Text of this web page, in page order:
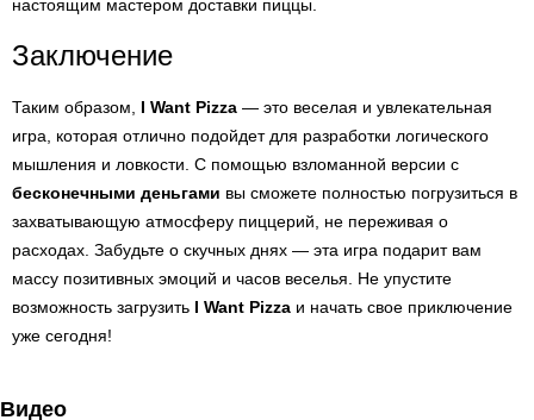
настоящим мастером доставки пиццы.
Заключение
Таким образом, I Want Pizza — это веселая и увлекательная
игра, которая отлично подойдет для разработки логического
мышления и ловкости. С помощью взломанной версии с
бесконечными деньгами вы сможете полностью погрузиться в
захватывающую атмосферу пиццерий, не переживая о
расходах. Забудьте о скучных днях — эта игра подарит вам
массу позитивных эмоций и часов веселья. Не упустите
возможность загрузить I Want Pizza и начать свое приключение
уже сегодня!
Видео